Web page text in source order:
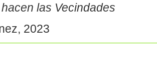
las Vecindades
2023